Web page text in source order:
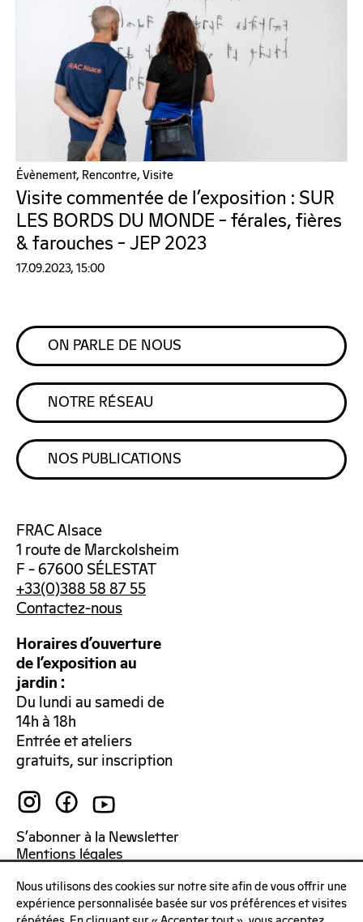
Évènement, Rencontre, Visite
Visite commentée de l’exposition : SUR
LES BORDS DU MONDE – férales, fières
& farouches – JEP 2023
17.09.2023, 15:00
ON PARLE DE NOUS
NOTRE RÉSEAU
NOS PUBLICATIONS
FRAC Alsace
1 route de Marckolsheim
F – 67600 SÉLESTAT
+33(0)388 58 87 55
Contactez-nous
Horaires d’ouverture
de l’exposition au
jardin :
Du lundi au samedi de
14h à 18h
Entrée et ateliers
gratuits, sur inscription
S’abonner à la Newsletter
Mentions légales
Nous utilisons des cookies sur notre site afin de vous offrir une
expérience personnalisée basée sur vos préférences et visites